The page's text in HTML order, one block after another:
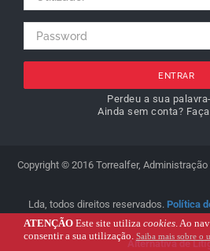
ATENÇÃO Este site utiliza cookies. Ao
consentir a sua utilização. Saiba mais sobre o
ENTRAR
Perdeu a sua
Ainda sem conta?
Copyright © 2016 Torrealfer,
Lda, todos direitos reservados. Política
Alternativa de